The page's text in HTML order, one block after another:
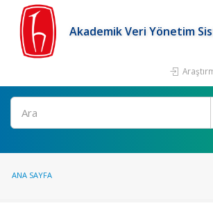
Akademik Veri Yönetim
Ara
ANA SAYFA